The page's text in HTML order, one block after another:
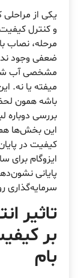
یکی از
و کنترل
مرحله، نصاب
ضعفی وجود
مشخصی آب
میفته یا نه.
باشه همون
بررسی دوباره
این بخش‌ها
کیفیت در
ایزوگام
پایانی
سرمایه‌گذاری
تاثیر
بر
بام